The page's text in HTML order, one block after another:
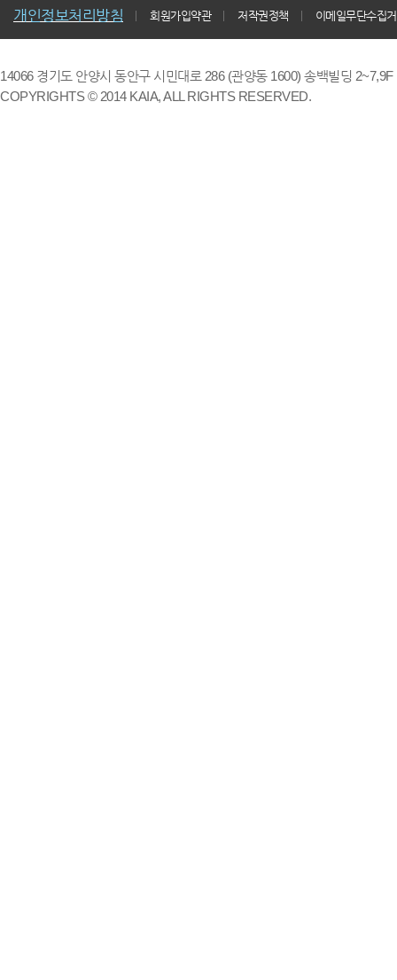
개인정보처리방침 회원가입약관 저작권정책 이메일무단수집
14066 경기도 안양시 동안구 시민대로 286 (관양동 1600) 송백빌딩
COPYRIGHTS © 2014 KAIA, ALL RIGHTS RESERVED.